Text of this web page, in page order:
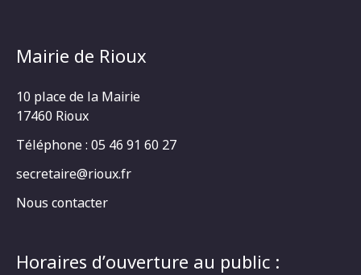
Mairie de Rioux
10 place de la Mairie
17460 Rioux
Téléphone : 05 46 91 60 27
secretaire@rioux.fr
Nous contacter
Horaires d’ouverture au public :